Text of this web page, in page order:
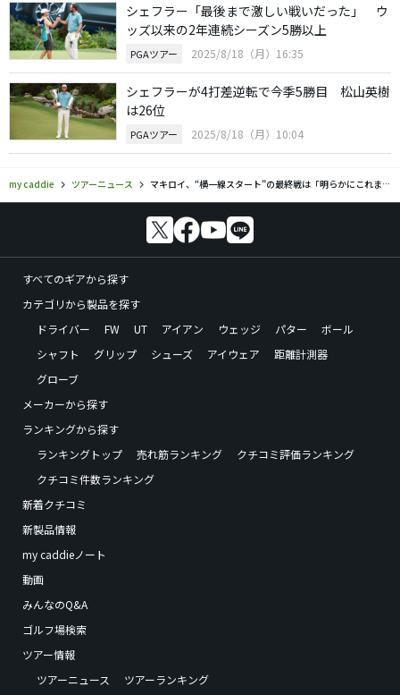
シェフラー「最後まで激しい戦いだった」 ウ
ッズ以来の2年連続シーズン5勝以上
PGAツアー 2025/8/18（月）16:35
シェフラーが4打差逆転で今季5勝目 松山英樹
は26位
PGAツアー 2025/8/18（月）10:04
my caddie ツアーニュース マキロイ、“横一線スタート”の最終戦は「明らかにこれまでとは大きく違う」
すべてのギアから探す
カテゴリから製品を探す
ドライバー
FW UT アイアン ウェッジ パター
ボール
シャフト
グリップ シューズ アイウェア
距離計測器
グローブ
メーカーから探す
ランキングから探す
ランキングトップ
売れ筋ランキング
クチコミ評価ランキング
クチコミ件数ランキング
新着クチコミ
新製品情報
my caddieノート
動画
みんなのQ&A
ゴルフ場検索
ツアー情報
ツアーニュース
ツアーランキング